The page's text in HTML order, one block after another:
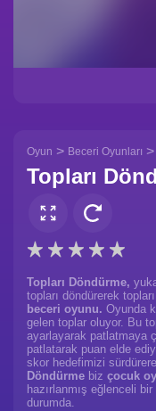
Oyun > Beceri Oyunları >
Topları
Topları Döndürme,
topları döndürerek
beceri oyunu. Oyunda
gelen toplar oluyor. Bu
ayarlayarak patlatmaya
patlatarak puan elde
skor hedefimizi
Döndürme biz çocuk
hazırlanmış eğlenceli bir
durumda.